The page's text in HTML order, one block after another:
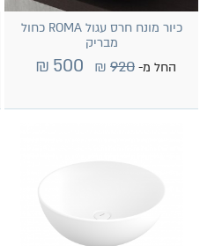
צבעוני
כיור מונח חרס עגול ROMA כחול
מבריק
החל מ- 920
₪
500
₪